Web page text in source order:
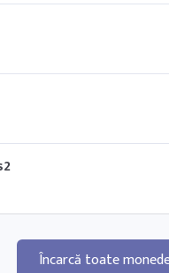
Încarcă toate